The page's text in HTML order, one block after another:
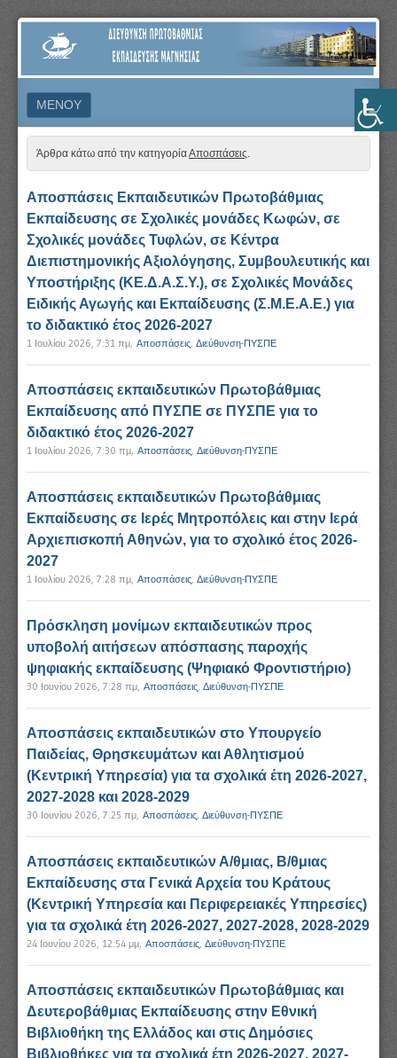
ΔΙΕΎΘΥΝΣΗ
ΠΡΩΤΟΒΆΘΜΙΑΣ
ΕΚΠΑΊΔΕΥΣΗΣ
ΜΑΓΝΗΣΊΑΣ
ΜΕΝΟΎ
ΜΕΤΆΒΑΣΗ ΣΕ ΠΕΡΙΕΧΌΜΕΝΟ
Άρθρα κάτω από την κατηγορίαΑποσπάσεις.
Αποσπάσεις Εκπαιδευτικών Πρωτοβάθμιας
Εκπαίδευσης σε Σχολικές μονάδες Κωφών, σε
Σχολικές μονάδες Τυφλών, σε Κέντρα
Διεπιστημονικής Αξιολόγησης, Συμβουλευτικής και
Υποστήριξης (ΚΕ.Δ.Α.Σ.Υ.), σε Σχολικές Μονάδες
Ειδικής Αγωγής και Εκπαίδευσης (Σ.Μ.Ε.Α.Ε.) για
το διδακτικό έτος 2026-2027
1 Ιουλίου 2026, 7:31 πμ, Αποσπάσεις, Διεύθυνση-ΠΥΣΠΕ
Αποσπάσεις εκπαιδευτικών Πρωτοβάθμιας
Εκπαίδευσης από ΠΥΣΠΕ σε ΠΥΣΠΕ για το
διδακτικό έτος 2026-2027
1 Ιουλίου 2026, 7:30 πμ, Αποσπάσεις, Διεύθυνση-ΠΥΣΠΕ
Αποσπάσεις εκπαιδευτικών Πρωτοβάθμιας
Εκπαίδευσης σε Ιερές Μητροπόλεις και στην Ιερά
Αρχιεπισκοπή Αθηνών, για το σχολικό έτος 2026-
2027
1 Ιουλίου 2026, 7:28 πμ, Αποσπάσεις, Διεύθυνση-ΠΥΣΠΕ
Πρόσκληση μονίμων εκπαιδευτικών προς
υποβολή αιτήσεων απόσπασης παροχής
ψηφιακής εκπαίδευσης (Ψηφιακό Φροντιστήριο)
30 Ιουνίου 2026, 7:28 πμ, Αποσπάσεις, Διεύθυνση-ΠΥΣΠΕ
Αποσπάσεις εκπαιδευτικών στο Υπουργείο
Παιδείας, Θρησκευμάτων και Αθλητισμού
(Κεντρική Υπηρεσία) για τα σχολικά έτη 2026-2027,
2027-2028 και 2028-2029
30 Ιουνίου 2026, 7:25 πμ, Αποσπάσεις, Διεύθυνση-ΠΥΣΠΕ
Αποσπάσεις εκπαιδευτικών Α/θμιας, Β/θμιας
Εκπαίδευσης στα Γενικά Αρχεία του Κράτους
(Κεντρική Υπηρεσία και Περιφερειακές Υπηρεσίες)
για τα σχολικά έτη 2026-2027, 2027-2028, 2028-2029
24 Ιουνίου 2026, 12:54 μμ, Αποσπάσεις, Διεύθυνση-ΠΥΣΠΕ
Αποσπάσεις εκπαιδευτικών Πρωτοβάθμιας και
Δευτεροβάθμιας Εκπαίδευσης στην Εθνική
Βιβλιοθήκη της Ελλάδος και στις Δημόσιες
Βιβλιοθήκες για τα σχολικά έτη 2026-2027, 2027-